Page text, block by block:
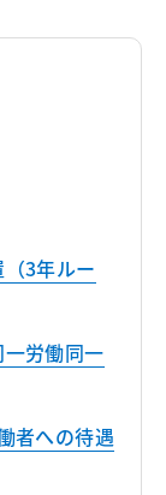
3年ルー
労働同一
者への待遇